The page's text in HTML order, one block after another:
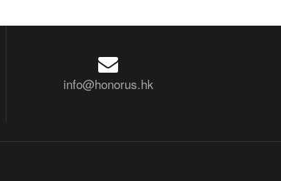
info@honorus.hk